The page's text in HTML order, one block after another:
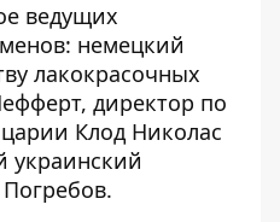
ведущих
немецкий
лакокрасочных
директор по
Клод Николас
украинский